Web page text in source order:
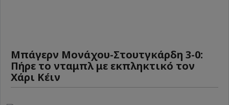
Μπάγερν Μονάχου-Στουτγκάρδη 3-0:
Πήρε το νταμπλ με εκπληκτικό τον
Χάρι Κέιν